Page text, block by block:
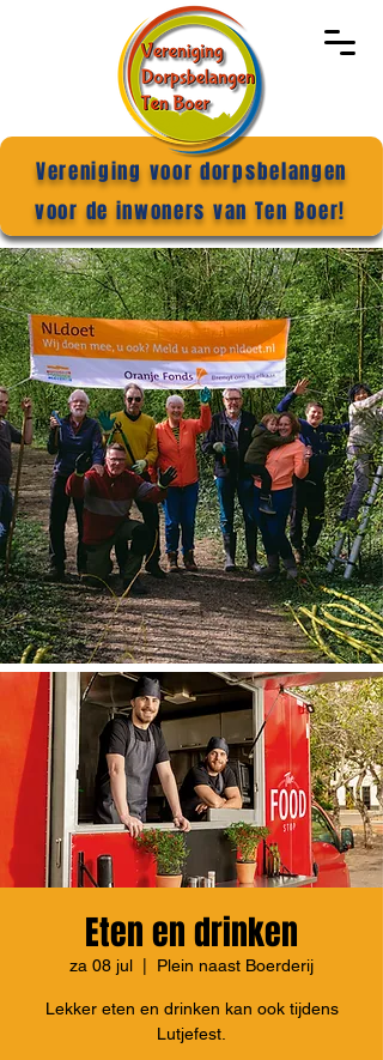
Vereniging voor dorpsbelangen
voor de inwoners van Ten Boer!
Eten en drinken
za 08 jul Plein naast Boerderij
Lekker eten en drinken kan ook tijdens
Lutjefest.